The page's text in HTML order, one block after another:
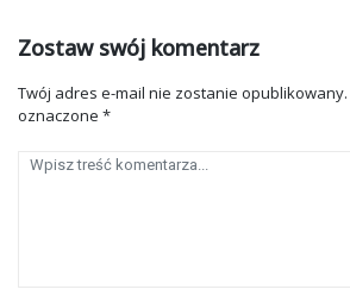
Zostaw swój komentarz
Twój adres e-mail nie zostanie opublikowany.
oznaczone *